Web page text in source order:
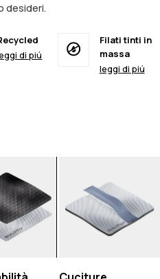
desideri.
di piú
Filati tinti in
massa
leggi di piú